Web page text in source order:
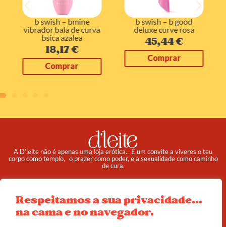
Respeitamos a sua privacidade...
na cama e no navegador.
b swish – bmine
vibrador bala de curva
bsica azalea
18,17€
Comprar
b swish – b good
deluxe curve rosa
45,44€
Comprar
A D’leite não é apenas uma loja erótica. É um convite a viveres o teu
corpo como templo, o prazer como poder, e a sexualidade como caminho
de cura.
Pedidos
Reembolso e Devoluções
Termos e Condições
Institucional
Sobre
Política de Privacidade